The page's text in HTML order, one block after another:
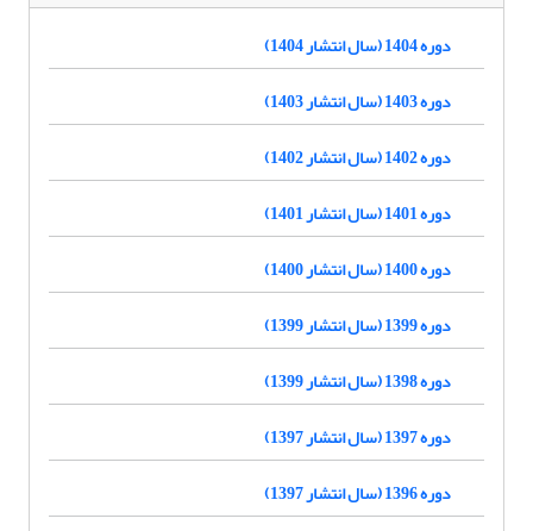
دوره 1404 (سال انتشار 1404)
دوره 1403 (سال انتشار 1403)
دوره 1402 (سال انتشار 1402)
دوره 1401 (سال انتشار 1401)
دوره 1400 (سال انتشار 1400)
دوره 1399 (سال انتشار 1399)
دوره 1398 (سال انتشار 1399)
دوره 1397 (سال انتشار 1397)
دوره 1396 (سال انتشار 1397)